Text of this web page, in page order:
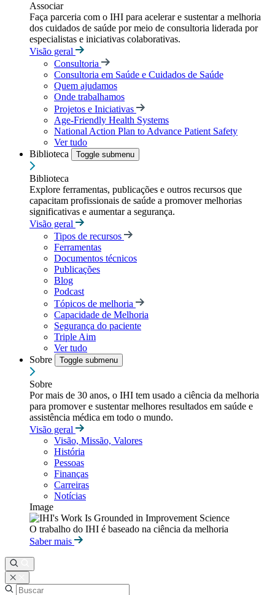
Associar
Faça parceria com o IHI para acelerar e sustentar a melhoria
dos cuidados de saúde por meio de consultoria liderada por
especialistas e iniciativas colaborativas.
Visão geral
Consultoria
Consultoria em Saúde e Cuidados de Saúde
Quem ajudamos
Onde trabalhamos
Projetos e Iniciativas
Age-Friendly Health Systems
National Action Plan to Advance Patient Safety
Ver tudo
Biblioteca
Toggle submenu
Biblioteca
Explore ferramentas, publicações e outros recursos que
capacitam profissionais de saúde a promover melhorias
significativas e aumentar a segurança.
Visão geral
Tipos de recursos
Ferramentas
Documentos técnicos
Publicações
Blog
Podcast
Tópicos de melhoria
Capacidade de Melhoria
Segurança do paciente
Triple Aim
Ver tudo
Sobre
Toggle submenu
Sobre
Por mais de 30 anos, o IHI tem usado a ciência da melhoria
para promover e sustentar melhores resultados em saúde e
assistência médica em todo o mundo.
Visão geral
Visão, Missão, Valores
História
Pessoas
Finanças
Carreiras
Notícias
Image
O trabalho do IHI é baseado na ciência da melhoria
Saber mais